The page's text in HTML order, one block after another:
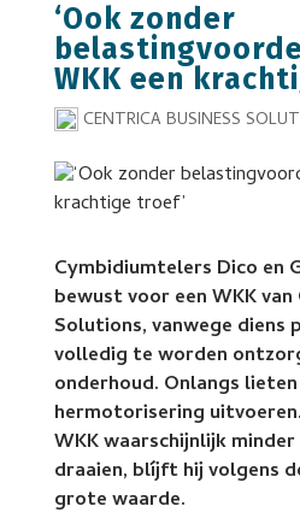
‘Ook zonder
WKK een
CENTRICA BUSINESS
Cymbidiumtelers Dico en
bewust voor een WKK
Solutions, vanwege diens
volledig te worden
onderhoud. Onlangs
hermotorisering
WKK waarschijnlijk
draaien, blíjft hij volgens
grote waarde.